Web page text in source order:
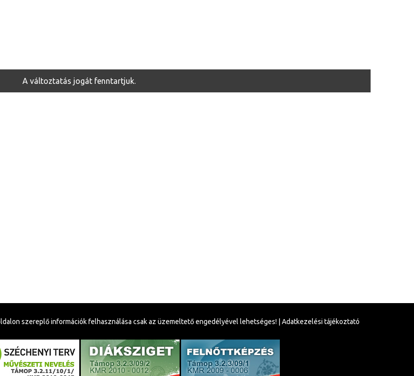
A változtatás jogát fenntartjuk.
szereplő információk felhasználása csak az üzemeltető engedélyével lehetséges! | Adatkezelési tájékoztató